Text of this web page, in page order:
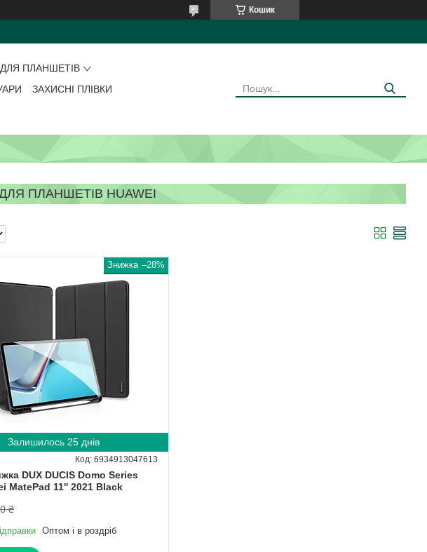
Кошик
ПЛАНШЕТІВ
ЗАХИСНІ ПЛІВКИ
ПЛАНШЕТІВ HUAWEI
–28%
Залишилось 25 днів
DUX DUCIS Domo Series
MatePad 11'' 2021 Black
6934913047613
₴
Оптом і в роздріб